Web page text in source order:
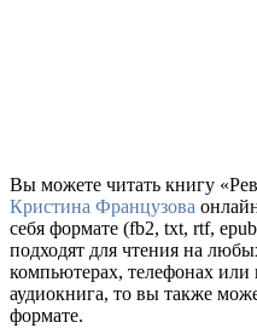
Вы можете читать книгу
Кристина Французова
себя формате (fb2, txt, rtf,
подходят для чтения на
компьютерах, телефонах или
аудиокнига, то вы также
формате.